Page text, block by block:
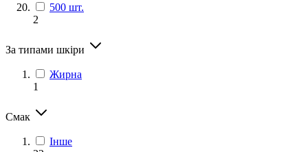
500 шт.
2
За типами шкіри
Жирна
1
Смак
Інше